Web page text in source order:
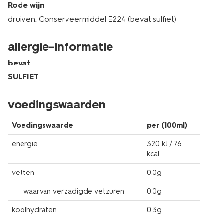
Rode wijn
druiven, Conserveermiddel E224 (bevat sulfiet)
allergie-informatie
bevat
SULFIET
voedingswaarden
Voedingswaarde per (100ml)
energie
320 kJ / 76
kcal
vetten 0.0g
waarvan verzadigde vetzuren 0.0g
koolhydraten 0.3g